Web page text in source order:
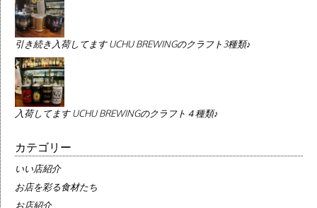
引き続き入荷してます UCHU BREWINGのクラフト3種類♪
入荷してます UCHU BREWINGのクラフト４種類♪
カテゴリー
いい店紹介
お店を彩る食材たち
お店紹介